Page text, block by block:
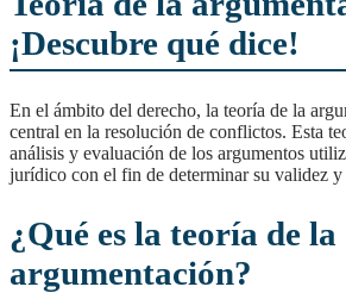
¡Descubre qué dice!
En el ámbito del derecho, la teoría de la argumentación es un tema
central en la resolución de conflictos. Esta
análisis y evaluación de los argumentos
jurídico con el fin de determinar su validez y
¿Qué es la teoría de la
argumentación?